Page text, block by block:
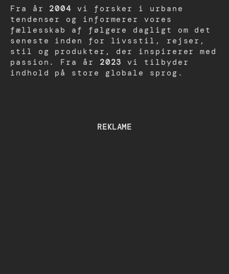
Fra år 2004 vi forsker i urbane
tendenser og informerer vores
fællesskab af følgere dagligt om det
seneste inden for livsstil, rejser,
stil og produkter, der inspirerer med
passion. Fra år 2023
vi tilbyder
indhold på store globale sprog.
REKLAME